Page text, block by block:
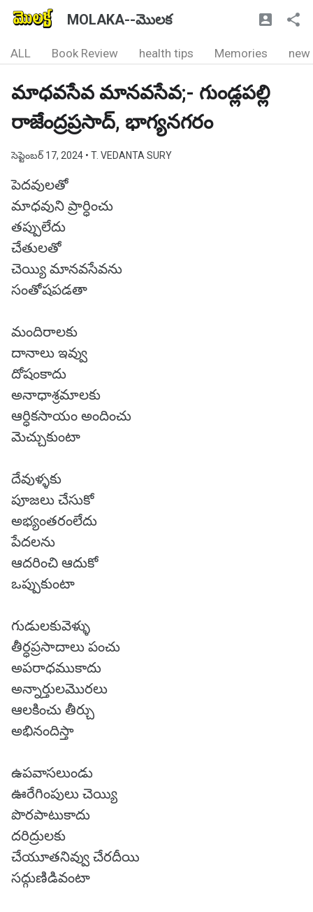
MOLAKA--మొలక
ALL Book Review health tips Memories new
మాధవసేవ మానవసేవ;- గుండ్లపల్లి
రాజేంద్రప్రసాద్, భాగ్యనగరం
సెప్టెంబర్ 17, 2024 • T. VEDANTA SURY
పెదవులతో
మాధవుని ప్రార్ధించు
తప్పులేదు
చేతులతో
చెయ్యి మానవసేవను
సంతోషపడతా
మందిరాలకు
దానాలు ఇవ్వు
దోషంకాదు
అనాధాశ్రమాలకు
ఆర్ధికసాయం అందించు
మెచ్చుకుంటా
దేవుళ్ళకు
పూజలు చేసుకో
అభ్యంతరంలేదు
పేదలను
ఆదరించి ఆదుకో
ఒప్పుకుంటా
గుడులకువెళ్ళు
తీర్ధప్రసాదాలు పంచు
అపరాధముకాదు
అన్నార్తులమొరలు
ఆలకించు తీర్చు
అభినందిస్తా
ఉపవాసలుండు
ఊరేగింపులు చెయ్యి
పొరపాటుకాదు
దరిద్రులకు
చేయూతనివ్వు చేరదీయి
సద్గుణిడివంటా